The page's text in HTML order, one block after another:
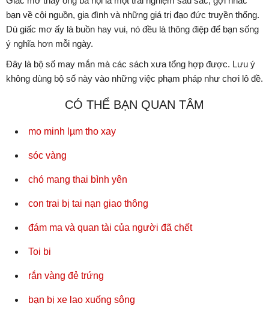
bạn về cội nguồn, gia đình và những giá trị đạo đức truyền thống.
Dù giấc mơ ấy là buồn hay vui, nó đều là thông điệp để bạn sống
ý nghĩa hơn mỗi ngày.
Đây là bộ số may mắn mà các sách xưa tổng hợp được. Lưu ý
không dùng bộ số này vào những việc phạm pháp như chơi lô đề.
CÓ THỂ BẠN QUAN TÂM
mo minh lµm tho xay
sóc vàng
chó mang thai bình yên
con trai bị tai nạn giao thông
đám ma và quan tài của người đã chết
Toi bi
rắn vàng đẻ trứng
bạn bị xe lao xuống sông